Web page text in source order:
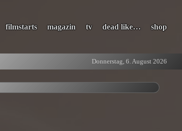
filmstarts magazin tv dead like… shop
Donnerstag, 6. August 2026